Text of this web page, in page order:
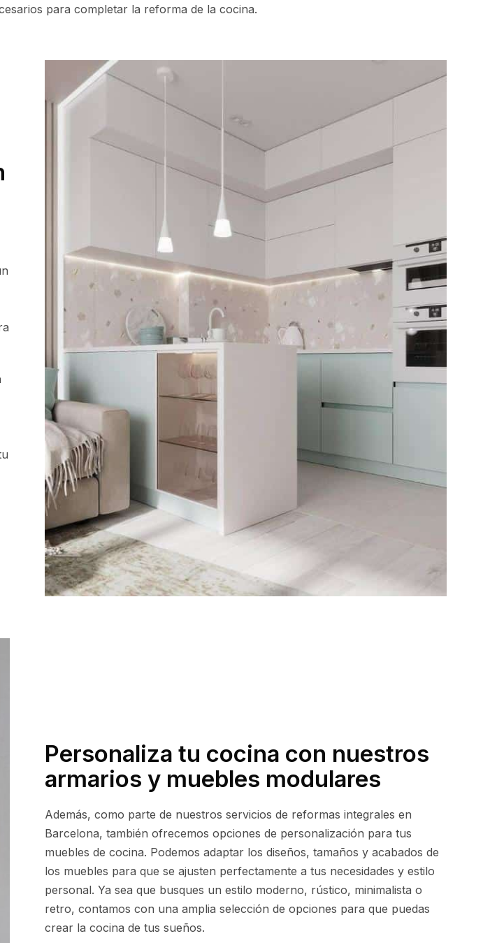
para completar la reforma de la cocina.
Personaliza tu cocina con nuestros
armarios y muebles modulares
Además, como parte de nuestros servicios de reformas integrales en
Barcelona, también ofrecemos opciones de personalización para tus
muebles de cocina. Podemos adaptar los diseños, tamaños y acabados de
los muebles para que se ajusten perfectamente a tus necesidades y estilo
personal. Ya sea que busques un estilo moderno, rústico, minimalista o
retro, contamos con una amplia selección de opciones para que puedas
crear la cocina de tus sueños.